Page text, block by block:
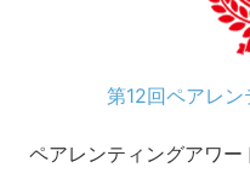
第12回ペアレ
ペアレンティングアワ